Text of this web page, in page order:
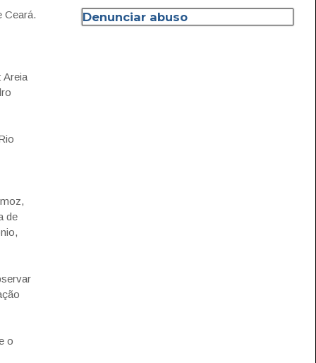
Ceará.
Areia
de
o
Denunciar abuso